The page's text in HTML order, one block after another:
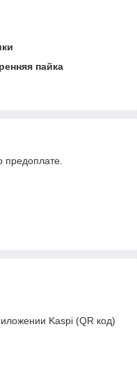
пайка
предоплате.
Kaspi (QR код)